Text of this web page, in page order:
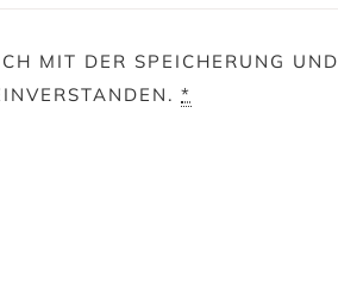
MIT DER SPEICHERUNG UND
*